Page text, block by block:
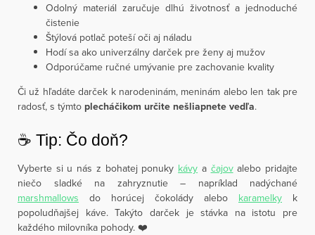
Odolný materiál zaručuje dlhú životnosť a jednoduché
čistenie
Štýlová potlač poteší oči aj náladu
Hodí sa ako univerzálny darček pre ženy aj mužov
Odporúčame ručné umývanie pre zachovanie kvality
Či už hľadáte darček k narodeninám, meninám alebo len tak pre
radosť, s týmto plecháčikom určite nešliapnete vedľa.
☕️ Tip: Čo doň?
Vyberte si u nás z bohatej ponuky kávy a čajovalebo pridajte
niečo sladké na zahryznutie – napríklad nadýchané
marshmallows do horúcej čokolády alebo karamelky k
popoludňajšej káve. Takýto darček je stávka na istotu pre
každého milovníka pohody. ❤️